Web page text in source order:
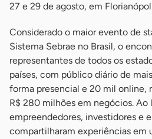
27 e 29 de agosto, em
Considerado o maior evento de
Sistema Sebrae no Brasil, o
representantes de todos os
países, com público diário de
forma presencial e 20 mil online,
R$ 280 milhões em negócios. Ao
empreendedores, investidores e
compartilharam experiências em